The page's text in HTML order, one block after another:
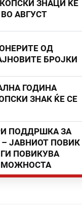
ЗНАЦИ ЌЕ
АВГУСТ
ОД
БРОЈКИ
ГОДИНА
ЗНАК ЌЕ СЕ
ПОДДРШКА ЗА
ЈАВНИОТ ПОВИК
ПОВИКУВА
МОЖНОСТА